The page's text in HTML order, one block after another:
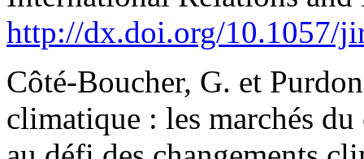
http://dx.doi.org/10.1057/
Côté-Boucher, G. et
climatique : les marchés